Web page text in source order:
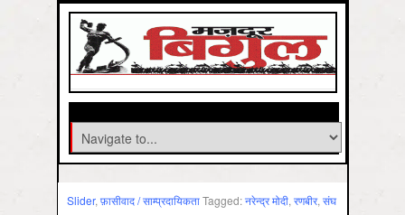
Slider, फ़ासीवाद / साम्‍प्रदायिकताTagged:नरेन्‍द्र मोदी, रणबीर, संघ